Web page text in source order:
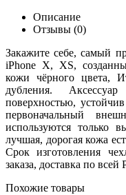
Описание
Отзывы (0)
Закажите себе, самый
iPhone X, XS,
кожи чёрного цвета,
дубления.
поверхностью,
первоначальный
используются только
лучшая, дорогая кожа
Срок изготовления
заказа, доставка по всей
Похожие товары